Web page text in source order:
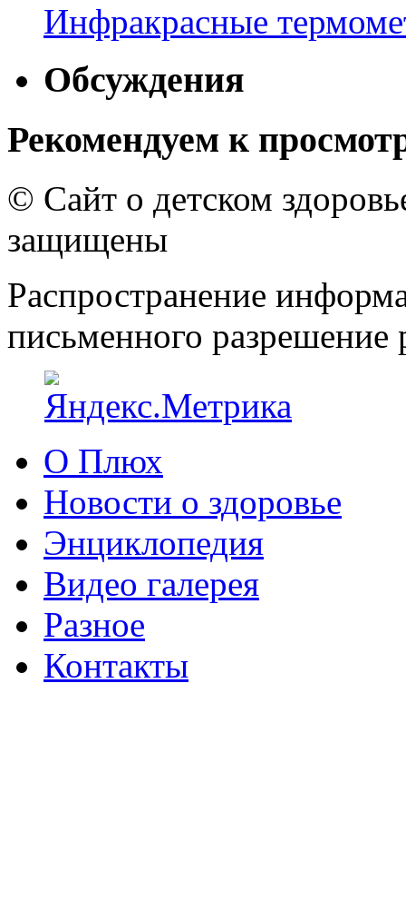
Инфракрасные
Обсуждения
Рекомендуем к
© Сайт о детском
защищены
Распространение
письменного разрешение
О Плюх
Новости о здоровье
Энциклопедия
Видео галерея
Разное
Контакты